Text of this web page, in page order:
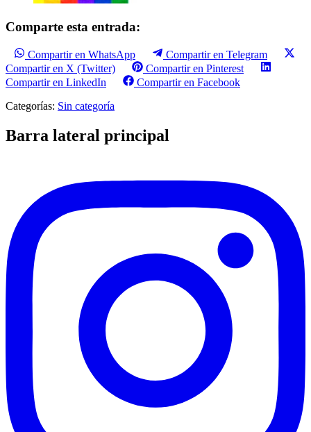
Comparte esta entrada:
Compartir en WhatsApp
Compartir en Telegram
Compartir en X (Twitter)
Compartir en Pinterest
Compartir en LinkedIn
Compartir en Facebook
Categorías: Sin categoría
Barra lateral principal